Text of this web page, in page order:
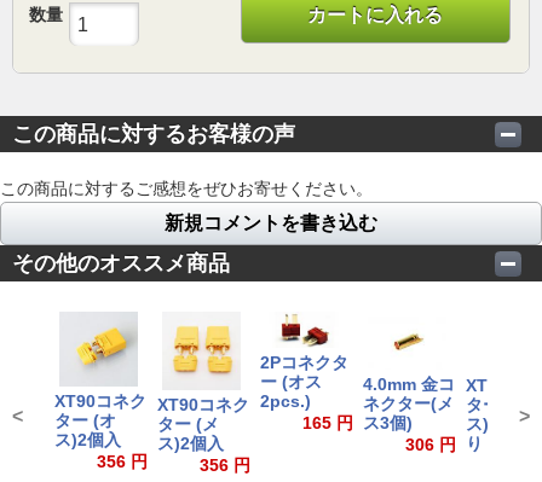
数量 カートに入れる
この商品に対するお客様の声
この商品に対するご感想をぜひお寄せください。
新規コメントを書き込む
その他のオススメ商品
XT90コネク
ター (オ
ス)2個入
356 円
XT90コネク
ター (メ
ス)2個入
356 円
2Pコネクタ
ー (オス
2pcs.)
165 円
4.0mm 金コ
ネクター(メ
ス3個)
306 円
XT60コ
ター (メ
ス) 2個
り
< >